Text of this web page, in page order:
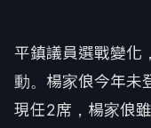
平鎮議員選戰變化
動。楊家俍今年未
現任2席，楊家俍